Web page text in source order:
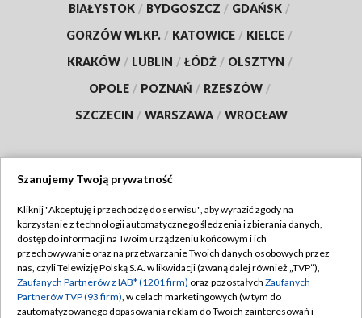
BIAŁYSTOK / BYDGOSZCZ / GDAŃSK /
GORZÓW WLKP. / KATOWICE / KIELCE /
KRAKÓW / LUBLIN / ŁÓDŹ / OLSZTYN /
OPOLE / POZNAŃ / RZESZÓW /
SZCZECIN / WARSZAWA / WROCŁAW
TVP
Abonament TVP
Emisja w TVP
Centrum informacji TVP
Regulamin TVP
Polityka prywatności
Moje zgody
Szanujemy Twoją prywatność
Kliknij "Akceptuję i przechodzę do serwisu", aby wyrazić zgody na
korzystanie z technologii automatycznego śledzenia i zbierania danych,
dostęp do informacji na Twoim urządzeniu końcowym i ich
przechowywanie oraz na przetwarzanie Twoich danych osobowych przez
nas, czyli Telewizję Polską S.A. w likwidacji (zwaną dalej również „TVP”),
Zaufanych Partnerów z IAB* (1201 firm) oraz pozostałych Zaufanych
Partnerów TVP (93 firm), w celach marketingowych (w tym do
zautomatyzowanego dopasowania reklam do Twoich zainteresowań i